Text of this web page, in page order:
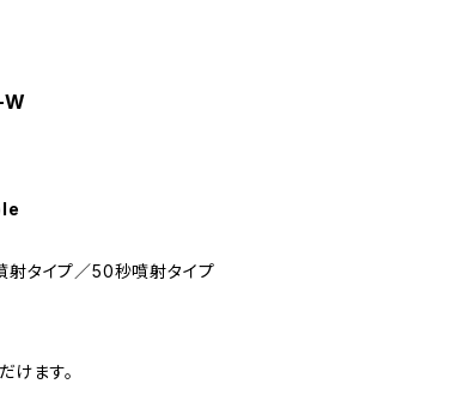
射タイプ／50秒噴射タイプ
けます。